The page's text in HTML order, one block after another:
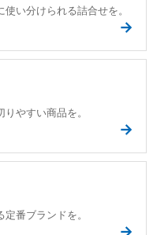
い分けられる詰合せを。
→
やすい商品を。
→
番ブランドを。